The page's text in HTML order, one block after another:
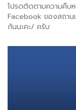
โปรดติดตามความคืบ
Facebook ของสถา
กันนะคะ/ ครับ